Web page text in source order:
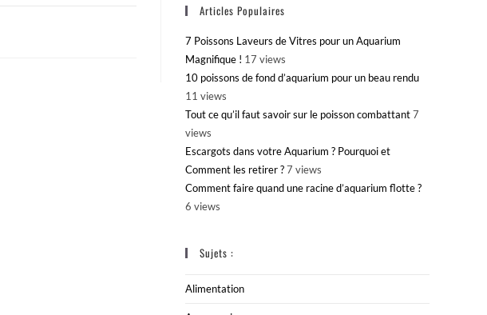
Articles Populaires
7 Poissons Laveurs de Vitres pour un Aquarium
Magnifique ! 17 views
10 poissons de fond d’aquarium pour un beau rendu
11 views
Tout ce qu’il faut savoir sur le poisson combattant7
views
Escargots dans votre Aquarium ? Pourquoi et
Comment les retirer ?7 views
Comment faire quand une racine d’aquarium flotte ?
6 views
Sujets :
Alimentation